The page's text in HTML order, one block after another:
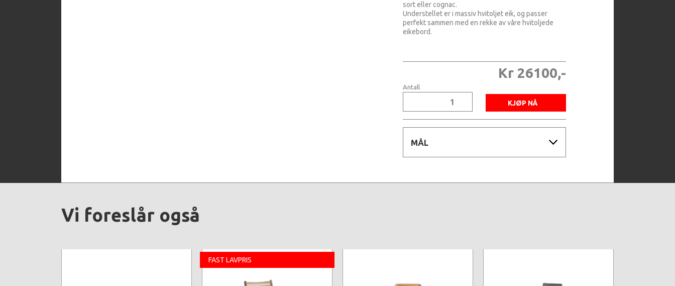
sort eller cognac.
Understellet er i massiv hvitoljet eik, og passer
perfekt sammen med en rekke av våre hvitoljede
eikebord.
Kr 26100,-
Antall
MÅL
Vi foreslår også
FAST LAVPRIS